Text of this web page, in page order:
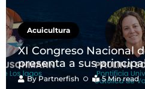
Acuicultura
XI Congreso Nacional
presenta a sus
ByPartnerfish 5 Min read